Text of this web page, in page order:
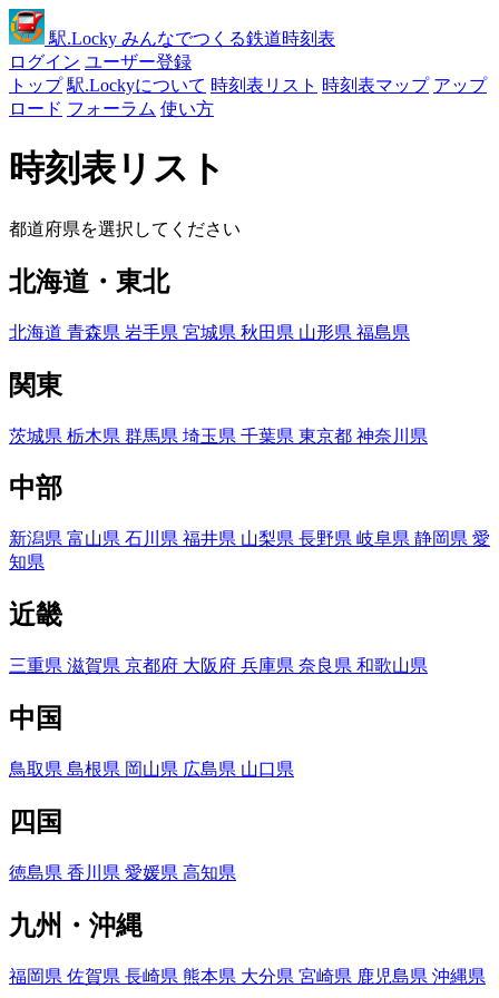
駅.Locky みんなでつくる鉄道時刻表
ログイン ユーザー登録
トップ 駅.Lockyについて 時刻表リスト 時刻表マップ アップ
ロード フォーラム 使い方
時刻表リスト
都道府県を選択してください
北海道・東北
北海道 青森県 岩手県 宮城県 秋田県 山形県 福島県
関東
茨城県 栃木県 群馬県 埼玉県 千葉県 東京都 神奈川県
中部
新潟県 富山県 石川県 福井県 山梨県 長野県 岐阜県 静岡県 愛
知県
近畿
三重県 滋賀県 京都府 大阪府 兵庫県 奈良県 和歌山県
中国
鳥取県 島根県 岡山県 広島県 山口県
四国
徳島県 香川県 愛媛県 高知県
九州・沖縄
福岡県 佐賀県 長崎県 熊本県 大分県 宮崎県 鹿児島県 沖縄県